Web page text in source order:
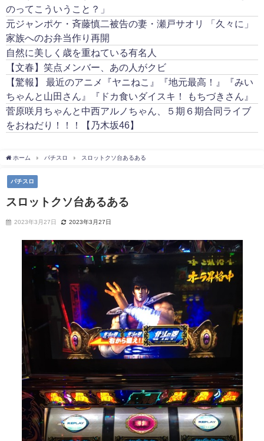
のってこういうこと？」
元ジャンポケ・斉藤慎二被告の妻・瀬戸サオリ 「久々に」
家族へのお弁当作り再開
自然に美しく歳を重ねている有名人
【文春】笑点メンバー、あの人がクビ
【驚報】 最近のアニメ『ヤニねこ』『地元最高！』『みい
ちゃんと山田さん』『ドカ食いダイスキ！ もちづきさん』
菅原咲月ちゃんと中西アルノちゃん、５期６期合同ライブ
をおねだり！！！【乃木坂46】
ホーム パチスロ スロットクソ台あるある
パチスロ
スロットクソ台あるある
2023年3月27日 2023年3月27日